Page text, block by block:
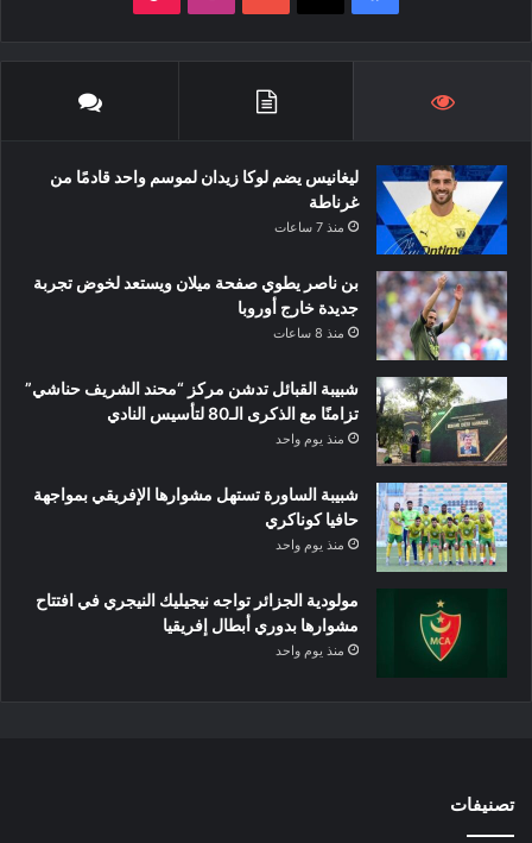
ليغانيس يضم لوكا زيدان لموسم واحد قادمًا من
غرناطة
منذ 7 ساعات
بن ناصر يطوي صفحة ميلان ويستعد لخوض تجربة
جديدة خارج أوروبا
منذ 8 ساعات
شبيبة القبائل تدشن مركز “محند الشريف حناشي”
تزامنًا مع الذكرى الـ80 لتأسيس النادي
منذ يوم واحد
شبيبة الساورة تستهل مشوارها الإفريقي بمواجهة
حافيا كوناكري
منذ يوم واحد
مولودية الجزائر تواجه نيجيليك النيجري في افتتاح
مشوارها بدوري أبطال إفريقيا
منذ يوم واحد
تصنيفات